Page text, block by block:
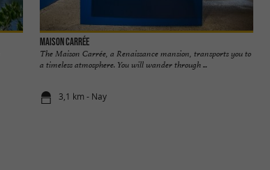
Maison Carrée
The Maison Carrée, a Renaissance mansion, transports you to
a timeless atmosphere. You will wander through ...
3,1 km - Nay